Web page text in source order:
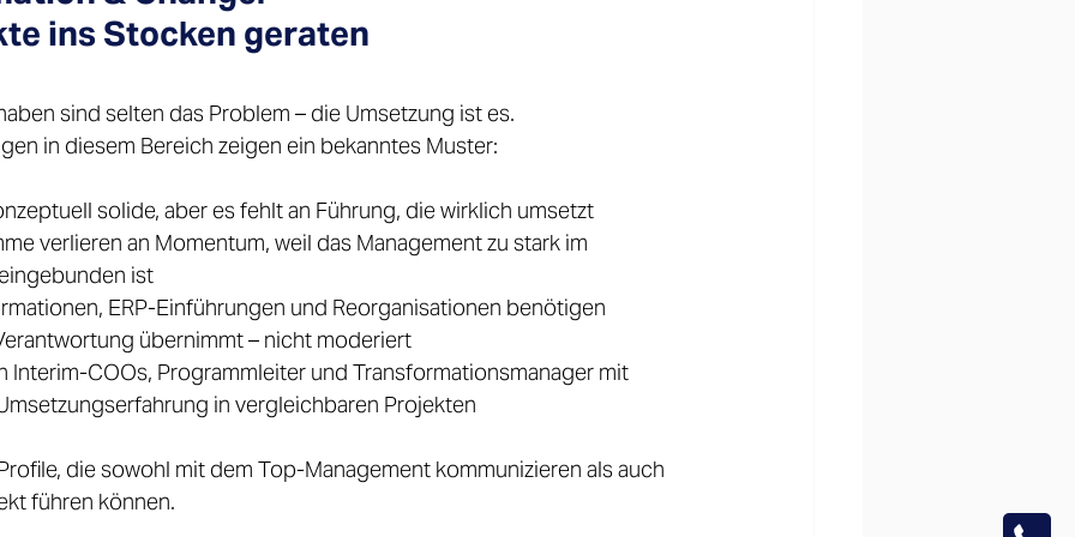
ins Stocken geraten
sind selten das Problem – die Umsetzung ist es.
in diesem Bereich zeigen ein bekanntes Muster:
solide, aber es fehlt an Führung, die wirklich umsetzt
verlieren an Momentum, weil das Management zu stark im
ist
ERP-Einführungen und Reorganisationen benötigen
übernimmt – nicht moderiert
Interim-COOs, Programmleiter und Transformationsmanager mit
in vergleichbaren Projekten
die sowohl mit dem Top-Management kommunizieren als auch
führen können.